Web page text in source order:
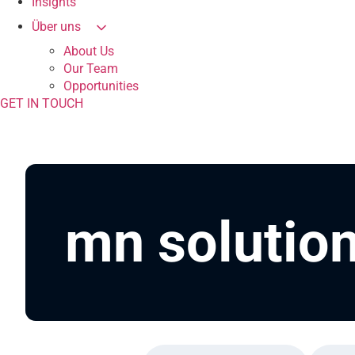
Über uns
About Us
Our Team
Opportunities
GET IN TOUCH
mn